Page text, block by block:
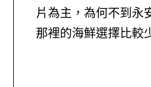
片為主，為何不到永
那裡的海鮮選擇比較